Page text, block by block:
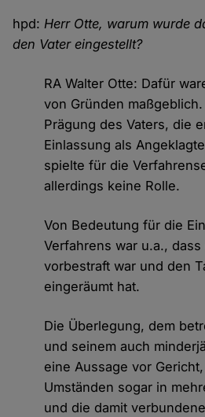
hpd:Herr Otte, warum wurde
den Vater eingestellt?
RA Walter Otte: Dafür
von Gründen
Prägung des Vaters, die
Einlassung als
spielte für die
allerdings keine Rolle.
Von Bedeutung für die
Verfahrens war u.a.,
vorbestraft war und den
eingeräumt hat.
Die Überlegung, dem
und seinem auch
eine Aussage vor
Umständen sogar in
und die damit